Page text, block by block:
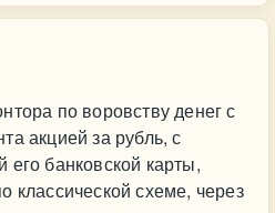
по воровству денег с
акцией за рубль, с
его банковской карты,
классической схеме, через